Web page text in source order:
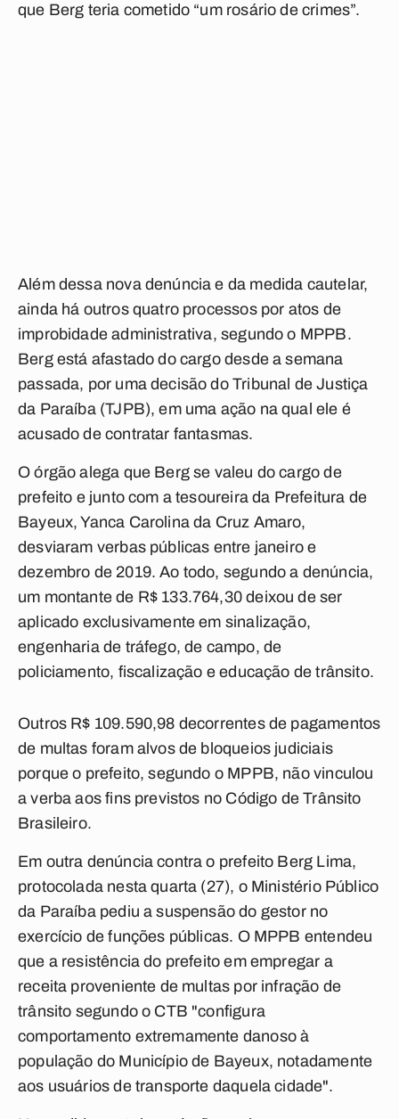
que Berg teria cometido “um rosário de crimes”.
Além dessa nova denúncia e da medida cautelar,
ainda há outros quatro processos por atos de
improbidade administrativa, segundo o MPPB.
Berg está afastado do cargo desde a semana
passada, por uma decisão do Tribunal de Justiça
da Paraíba (TJPB), em uma ação na qual ele é
acusado de contratar fantasmas.
O órgão alega que Berg se valeu do cargo de
prefeito e junto com a tesoureira da Prefeitura de
Bayeux, Yanca Carolina da Cruz Amaro,
desviaram verbas públicas entre janeiro e
dezembro de 2019. Ao todo, segundo a denúncia,
um montante de R$ 133.764,30 deixou de ser
aplicado exclusivamente em sinalização,
engenharia de tráfego, de campo, de
policiamento, fiscalização e educação de trânsito.
Outros R$ 109.590,98 decorrentes de pagamentos
de multas foram alvos de bloqueios judiciais
porque o prefeito, segundo o MPPB, não vinculou
a verba aos fins previstos no Código de Trânsito
Brasileiro.
Em outra denúncia contra o prefeito Berg Lima,
protocolada nesta quarta (27), o Ministério Público
da Paraíba pediu a suspensão do gestor no
exercício de funções públicas. O MPPB entendeu
que a resistência do prefeito em empregar a
receita proveniente de multas por infração de
trânsito segundo o CTB "configura
comportamento extremamente danoso à
população do Município de Bayeux, notadamente
aos usuários de transporte daquela cidade".